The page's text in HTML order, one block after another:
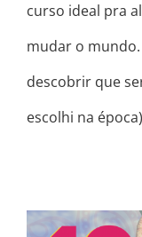
curso ideal pra
mudar o
descobrir que
escolhi na época)